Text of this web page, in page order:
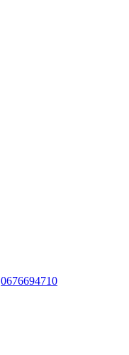
0676694710